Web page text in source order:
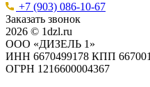
+7 (903) 086-10-67
Заказать звонок
2026 © 1dzl.ru
ООО «ДИЗЕЛЬ 1»
ИНН 6670499178 КПП
ОГРН 1216600004367